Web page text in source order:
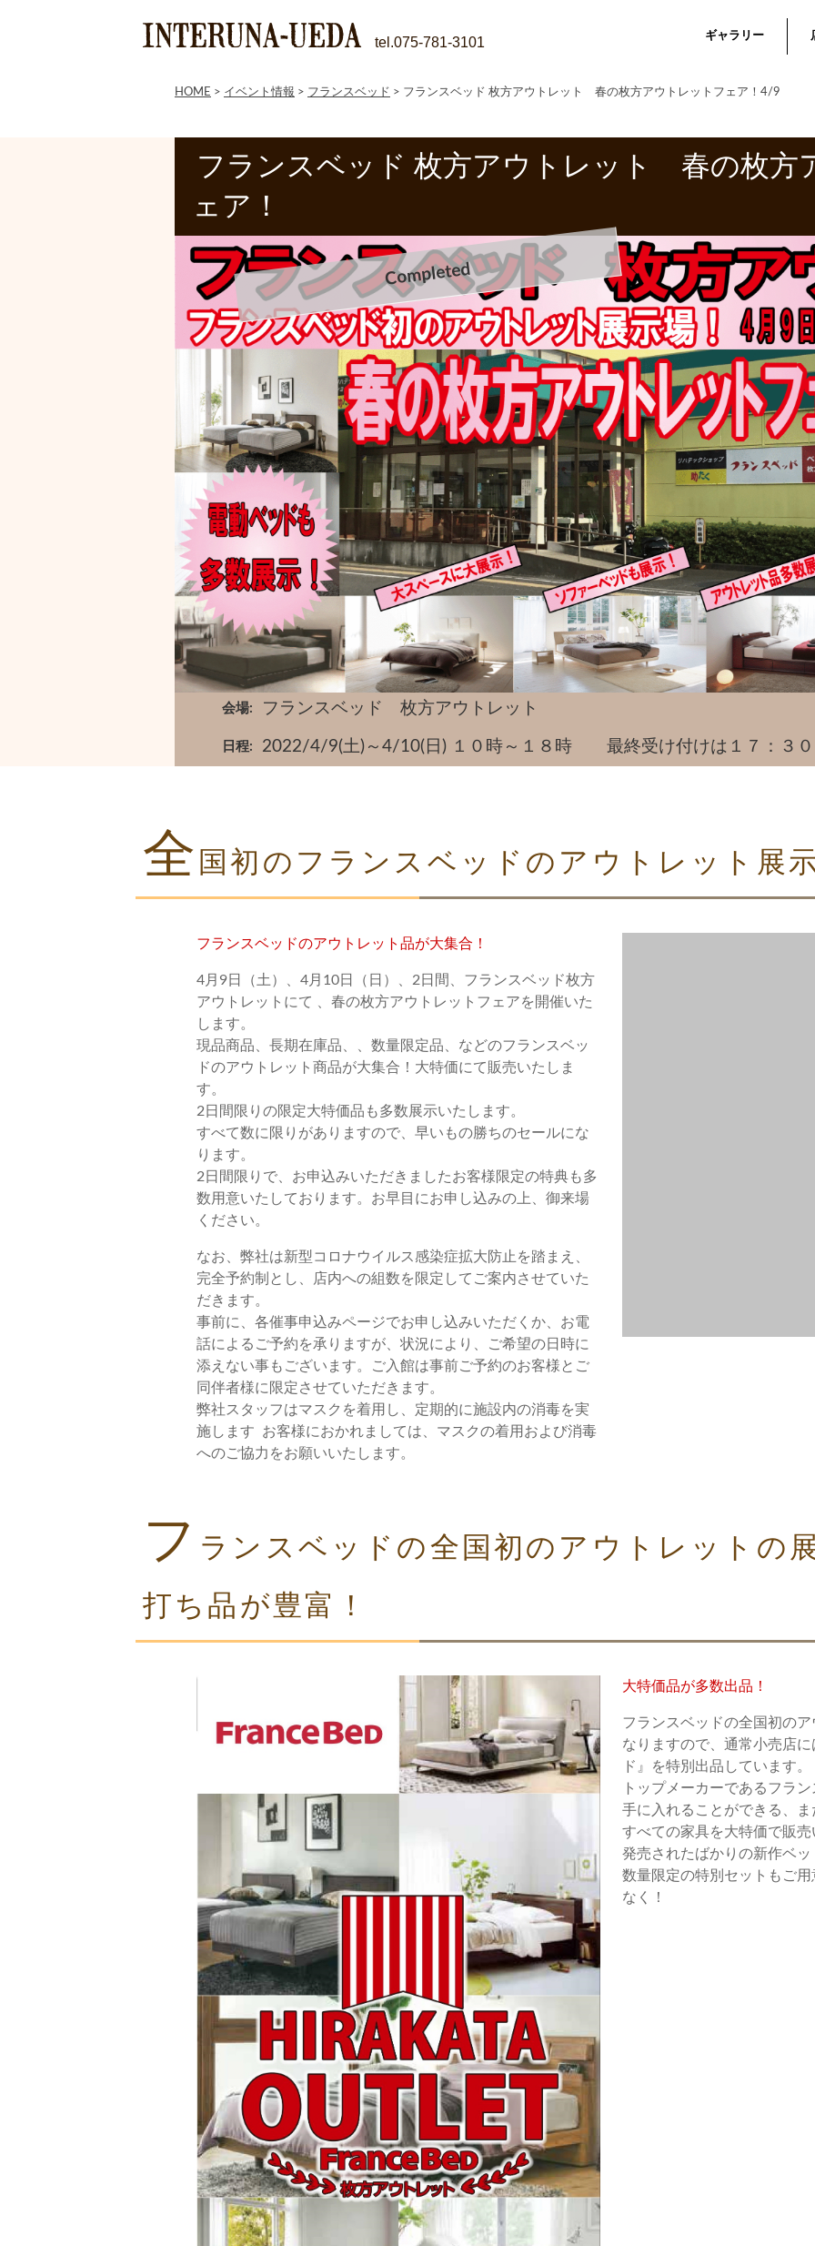
tel.075-781-3101 ギャラリー
HOME > イベント情報 > フランスベッド > フランスベッド 枚方アウトレット 春の枚方アウトレットフェア！4/9
フランスベッド 枚方アウトレット 春の枚方
ェア！
会場 フランスベッド 枚方アウトレット
日程 2022/4/9(土)～4/10(日) １０時～１８時 最終受け付けは１７：３０
全 国初のフランスベッドのアウトレット展
フランスベッドのアウトレット品が大集合！
4月9日（土）、4月10日（日）、2日間、フランスベッド枚方
アウトレットにて 、春の枚方アウトレットフェアを開催いた
します。
現品商品、長期在庫品、、数量限定品、などのフランスベッ
ドのアウトレット商品が大集合！大特価にて販売いたしま
す。
2日間限りの限定大特価品も多数展示いたします。
すべて数に限りがありますので、早いもの勝ちのセールにな
ります。
2日間限りで、お申込みいただきましたお客様限定の特典も多
数用意いたしております。お早目にお申し込みの上、御来場
ください。
なお、弊社は新型コロナウイルス感染症拡大防止を踏まえ、
完全予約制とし、店内への組数を限定してご案内させていた
だきます。
事前に、各催事申込みページでお申し込みいただくか、お電
話によるご予約を承りますが、状況により、ご希望の日時に
添えない事もございます。ご入館は事前ご予約のお客様とご
同伴者様に限定させていただきます。
弊社スタッフはマスクを着用し、定期的に施設内の消毒を実
施します お客様におかれましては、マスクの着用および消毒
へのご協力をお願いいたします。
フ ランスベッドの全国初のアウトレットの
打ち品が豊富！
大特価品が多数出品！
フランスベッドの全国初の
なりますので、通常小売店
ド』を特別出品しています。
トップメーカーであるフラ
手に入れることができる
すべての家具を大特価で販
発売されたばかりの新作ベ
数量限定の特別セットもご
なく！